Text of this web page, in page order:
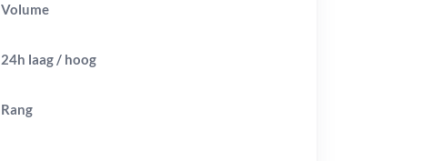
Volume
24h laag / hoog
Rang